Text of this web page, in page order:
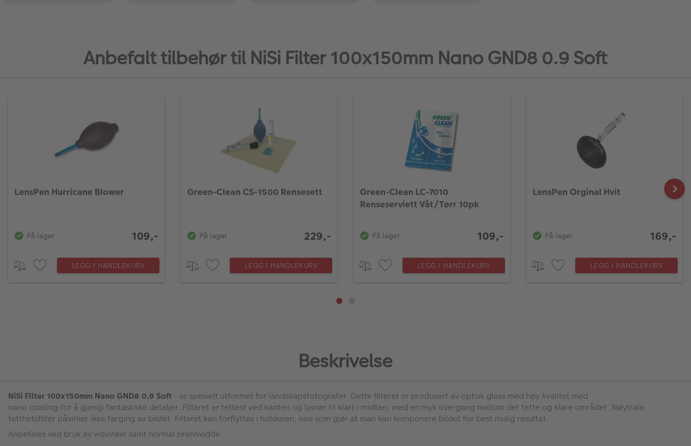
Anbefalt tilbehør til NiSi Filter 100x150mm Nano GND8 0.9 Soft
LensPen Hurricane Blower
På lager 109,-
LEGG I HANDLEKURV
Green-Clean CS-1500 Rensesett
På lager 229,-
LEGG I HANDLEKURV
Green-Clean LC-7010
Renseserviett Våt/Tørr 10pk
På lager 109,-
LEGG I HANDLEKURV
LensPen Orginal Hvit
På lager 169,-
LEGG I HANDLEKURV
Beskrivelse
NiSi FIlter 100x150mm Nano GND8 0.9 Soft - er spesielt utformet for landskapsfotografer. Dette filteret er produsert av optisk glass med høy kvalitet med
nano coating for å gjengi fantastiske detaljer. Filteret er tettest ved kanten og lysner til klart i midten, med en myk overgang mellom det tette og klare området. Nøytrale
tetthetsfilter påvirker ikke farging av bildet. Filteret kan forflyttes i holderen, noe som gjør at man kan komponere bildet for best mulig resultat.
Anbefales ved bruk av vidvinkel samt normal brennvidde.